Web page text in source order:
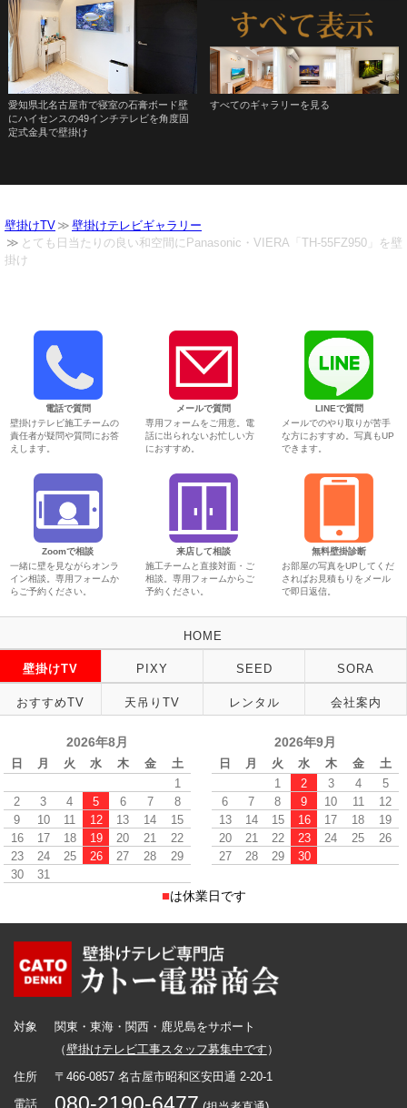
愛知県北名古屋市で寝室の石膏ボード壁
にハイセンスの49インチテレビを角度固
定式金具で壁掛け
すべてのギャラリーを見る
壁掛けTV
壁掛けテレビギャラリー
とても日当たりの良い和空間にPanasonic・VIERA「TH-55FZ950」を壁
掛け
電話で質問
壁掛けテレビ施工チームの
責任者が疑問や質問にお答
えします。
メールで質問
専用フォームをご用意。電
話に出られないお忙しい方
におすすめ。
LINEで質問
メールでのやり取りが苦手
な方におすすめ。写真もUP
できます。
Zoomで相談
一緒に壁を見ながらオンラ
イン相談。専用フォームか
らご予約ください。
来店して相談
施工チームと直接対面・ご
相談。専用フォームからご
予約ください。
無料壁掛診断
お部屋の写真をUPしてくだ
さればお見積もりをメール
で即日返信。
HOME
壁掛けTV PIXY SEED SORA
おすすめTV 天吊りTV レンタル 会社案内
2026年8月
日 月 火 水 木 金
土
1
2
3 4 5 6 7
8
9
10 11 12 13 14
15
16
17 18 19 20 21
22
23
24 25 26 27 28
29
30
31
2026年9月
日 月 火 水 木 金
土
1
2 3 4
5
6
7 8 9 10 11
12
13
14 15 16 17 18
19
20
21 22 23 24 25
26
27
28 29 30
■は休業日です
対象
関東・東海・関西・鹿児島をサポート
（壁掛けテレビ工事スタッフ募集中です ）
住所
〒466-0857 名古屋市昭和区安田通 2-20-1
電話